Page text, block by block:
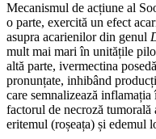
Mecanismul de acțiune al
o parte, exercită un efect
asupra acarienilor din genul
mult mai mari în unitățile
altă parte, ivermectina
pronunțate, inhibând
care semnalizează
factorul de necroză
eritemul (roșeața) și edemul